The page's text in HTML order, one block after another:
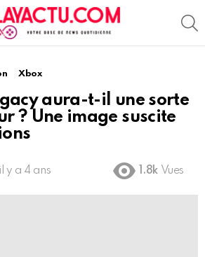
Xbox
aura-t-il une sorte
? Une image suscite
il y a 4 ans 1.8k Vues